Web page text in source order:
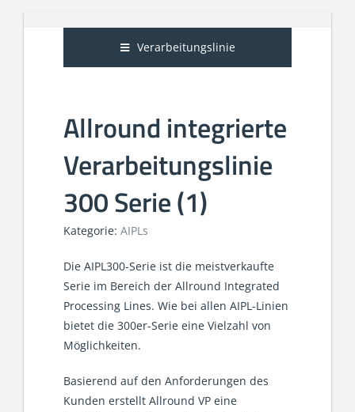
Verarbeitungslinie
Allround integrierte
Verarbeitungslinie
300 Serie (1)
Kategorie: AIPLs
Die AIPL300-Serie ist die meistverkaufte
Serie im Bereich der Allround Integrated
Processing Lines. Wie bei allen AIPL-Linien
bietet die 300er-Serie eine Vielzahl von
Möglichkeiten.
Basierend auf den Anforderungen des
Kunden erstellt Allround VP eine